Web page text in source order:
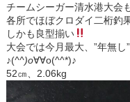
チームシーガー清水港大会
各所でほぼクロダイ二桁釣
しかも良型揃い
大会では今月最大、”年無し
♪(^^)o∀∀o(^^*)♪
52㎝、2.06kg